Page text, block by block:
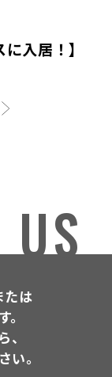
入居！】
US
たは
い。